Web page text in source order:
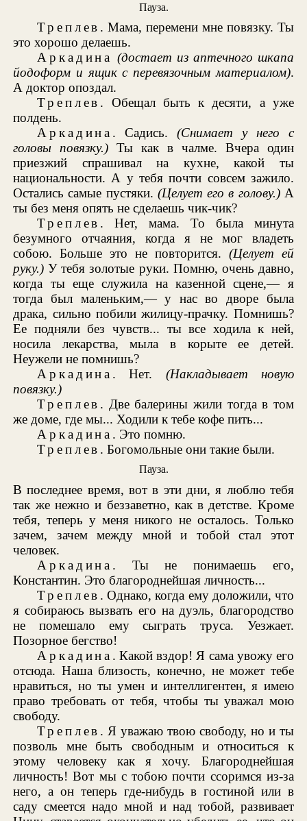
Пауза.
Треплев . Мама, перемени мне повязку. Ты
это хорошо делаешь.
Аркадина (достает из аптечного шкапа
йодоформ и ящик с перевязочным материалом).
А доктор опоздал.
Треплев . Обещал быть к десяти, а уже
полдень.
Аркадина . Садись. (Снимает у него с
головы повязку.) Ты как в чалме. Вчера один
приезжий спрашивал на кухне, какой ты
национальности. А у тебя почти совсем зажило.
Остались самые пустяки. (Целует его в голову.)А
ты без меня опять не сделаешь чик-чик?
Треплев . Нет, мама. То была минута
безумного отчаяния, когда я не мог владеть
собою. Больше это не повторится. (Целует ей
руку.) У тебя золотые руки. Помню, очень давно,
когда ты еще служила на казенной сцене,— я
тогда был маленьким,— у нас во дворе была
драка, сильно побили жилицу-прачку. Помнишь?
Ее подняли без чувств... ты все ходила к ней,
носила лекарства, мыла в корыте ее детей.
Неужели не помнишь?
Аркадина . Нет. (Накладывает новую
повязку.)
Треплев . Две балерины жили тогда в том
же доме, где мы... Ходили к тебе кофе пить...
Аркадина . Это помню.
Треплев . Богомольные они такие были.
Пауза.
В последнее время, вот в эти дни, я люблю тебя
так же нежно и беззаветно, как в детстве. Кроме
тебя, теперь у меня никого не осталось. Только
зачем, зачем между мной и тобой стал этот
человек.
Аркадина . Ты не понимаешь его,
Константин. Это благороднейшая личность...
Треплев . Однако, когда ему доложили, что
я собираюсь вызвать его на дуэль, благородство
не помешало ему сыграть труса. Уезжает.
Позорное бегство!
Аркадина . Какой вздор! Я сама увожу его
отсюда. Наша близость, конечно, не может тебе
нравиться, но ты умен и интеллигентен, я имею
право требовать от тебя, чтобы ты уважал мою
свободу.
Треплев . Я уважаю твою свободу, но и ты
позволь мне быть свободным и относиться к
этому человеку как я хочу. Благороднейшая
личность! Вот мы с тобою почти ссоримся из-за
него, а он теперь где-нибудь в гостиной или в
саду смеется надо мной и над тобой, развивает